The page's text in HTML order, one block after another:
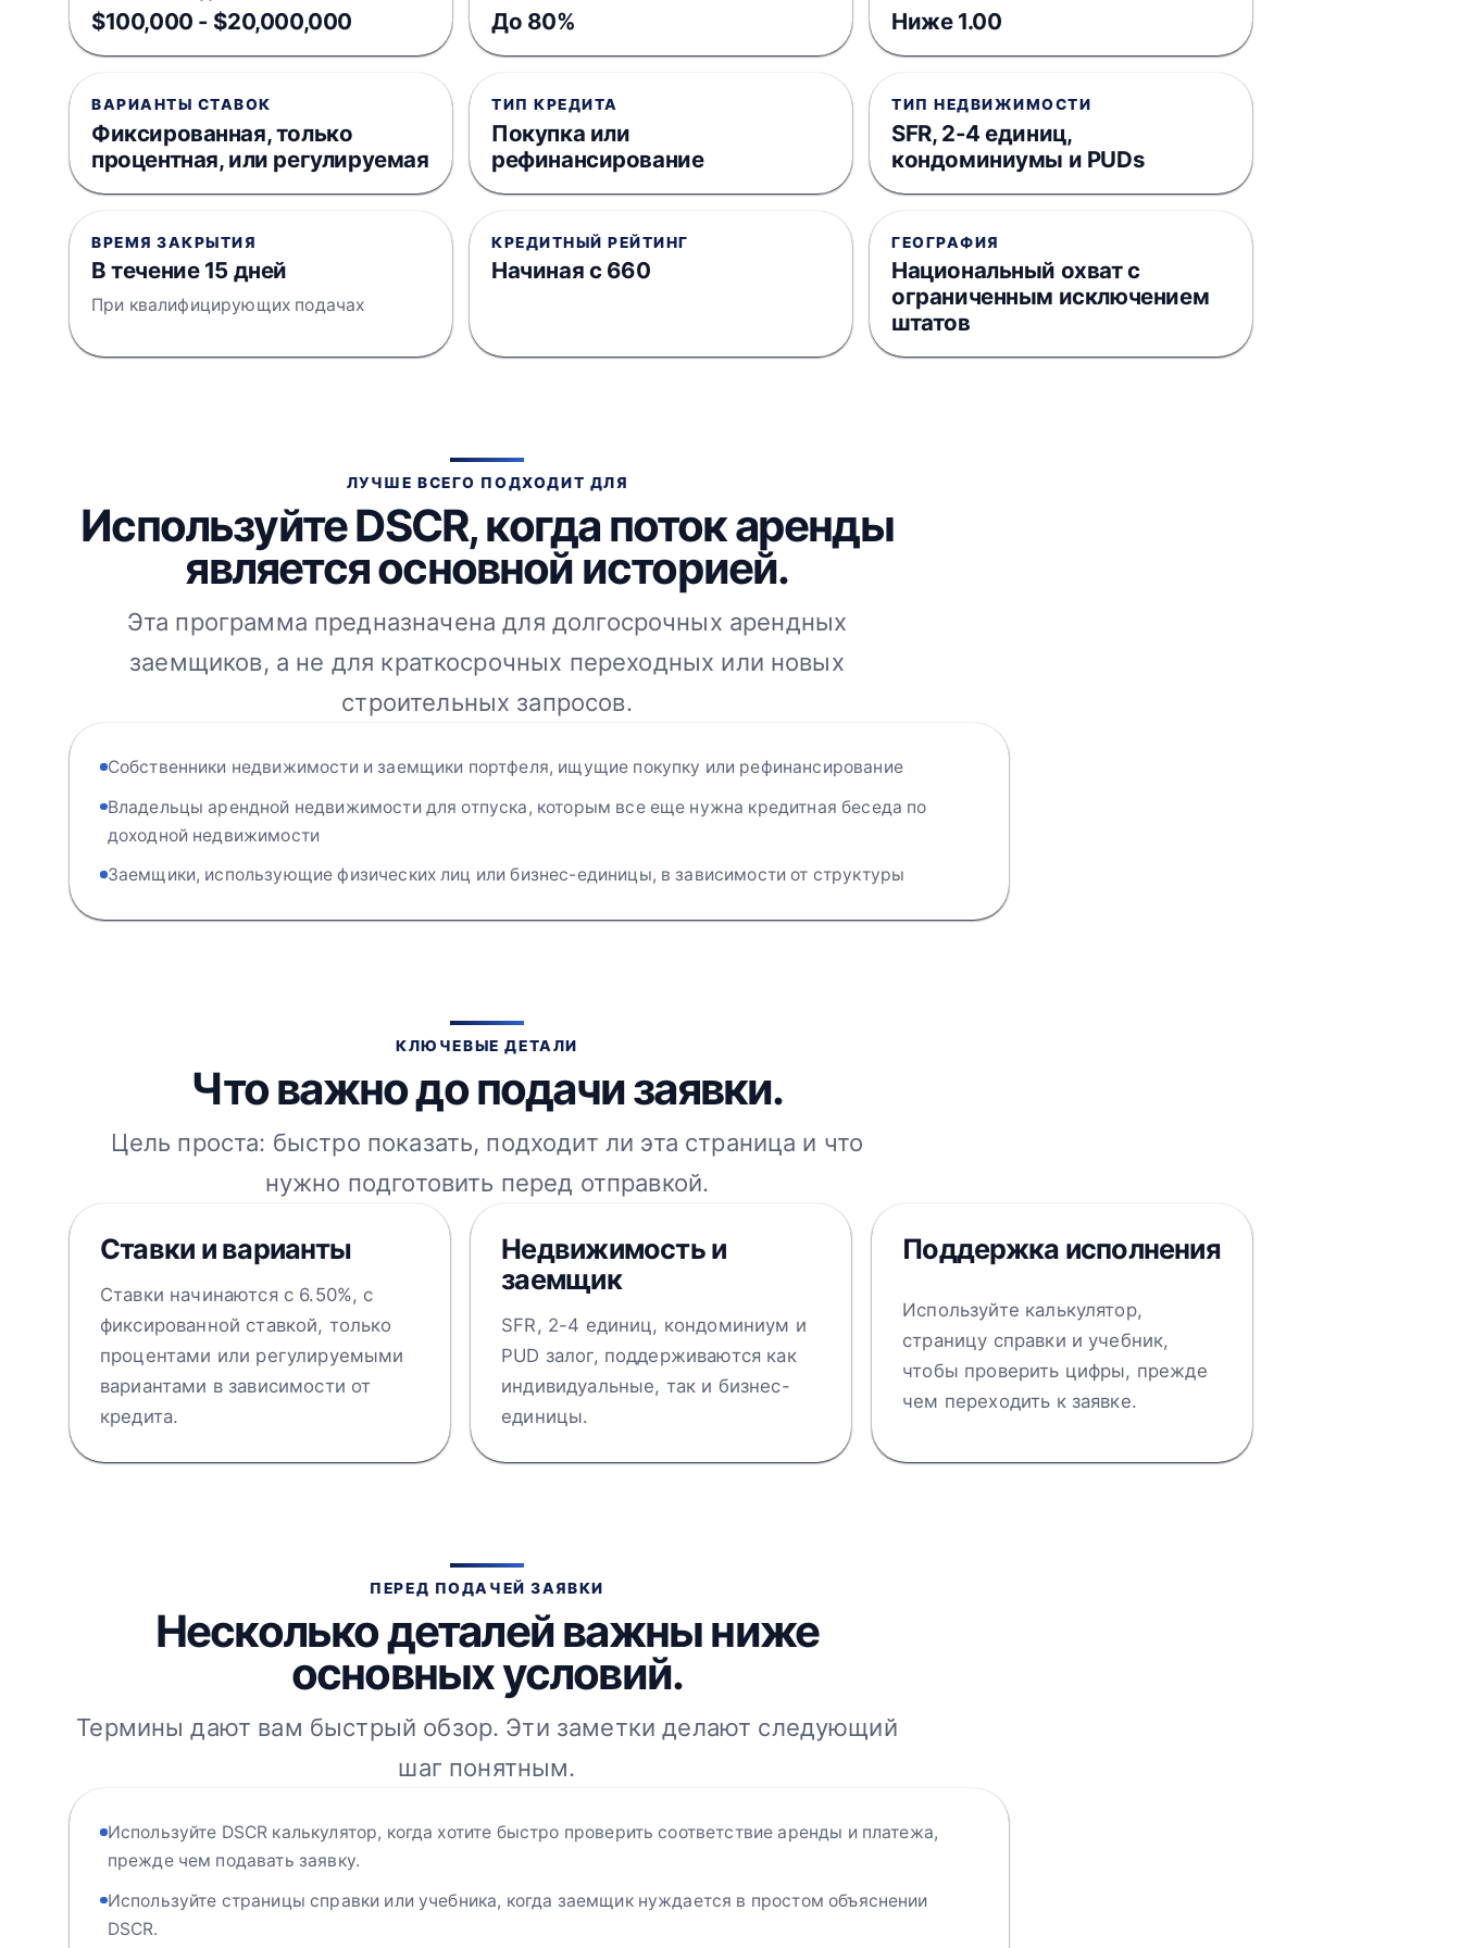
$100,000 - $20,000,000 До 80% Ниже 1.00
ВАРИАНТЫ СТАВОК
Фиксированная, только
процентная, или регулируемая
ТИП КРЕДИТА
Покупка или
рефинансирование
ТИП НЕДВИЖИМОСТИ
SFR, 2-4 единиц,
кондоминиумы и PUDs
ВРЕМЯ ЗАКРЫТИЯ
В течение 15 дней
При квалифицирующих подачах
КРЕДИТНЫЙ РЕЙТИНГ
Начиная с 660
ГЕОГРАФИЯ
Национальный охват с
ограниченным исключением
штатов
ЛУЧШЕ ВСЕГО ПОДХОДИТ ДЛЯ
Используйте DSCR, когда поток аренды
является основной историей.
Эта программа предназначена для долгосрочных арендных
заемщиков, а не для краткосрочных переходных или новых
строительных запросов.
Собственники недвижимости и заемщики портфеля, ищущие покупку или рефинансирование
Владельцы арендной недвижимости для отпуска, которым все еще нужна кредитная беседа по
доходной недвижимости
Заемщики, использующие физических лиц или бизнес-единицы, в зависимости от структуры
КЛЮЧЕВЫЕ ДЕТАЛИ
Что важно до подачи заявки.
Цель проста: быстро показать, подходит ли эта страница и что
нужно подготовить перед отправкой.
Ставки и варианты
Ставки начинаются с 6.50%, с
фиксированной ставкой, только
процентами или регулируемыми
вариантами в зависимости от
кредита.
Недвижимость и
заемщик
SFR, 2-4 единиц, кондоминиум и
PUD залог, поддерживаются как
индивидуальные, так и бизнес-
единицы.
Поддержка исполнения
Используйте калькулятор,
страницу справки и учебник,
чтобы проверить цифры, прежде
чем переходить к заявке.
ПЕРЕД ПОДАЧЕЙ ЗАЯВКИ
Несколько деталей важны ниже
основных условий.
Термины дают вам быстрый обзор. Эти заметки делают следующий
шаг понятным.
Используйте DSCR калькулятор, когда хотите быстро проверить соответствие аренды и платежа,
прежде чем подавать заявку.
Используйте страницы справки или учебника, когда заемщик нуждается в простом объяснении
DSCR.